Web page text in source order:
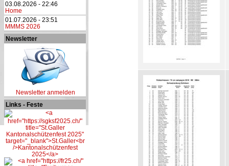
03.08.2026 - 22:46
Home
01.07.2026 - 23:51
MMMS 2026
Newsletter
Newsletter anmelden
Links - Feste